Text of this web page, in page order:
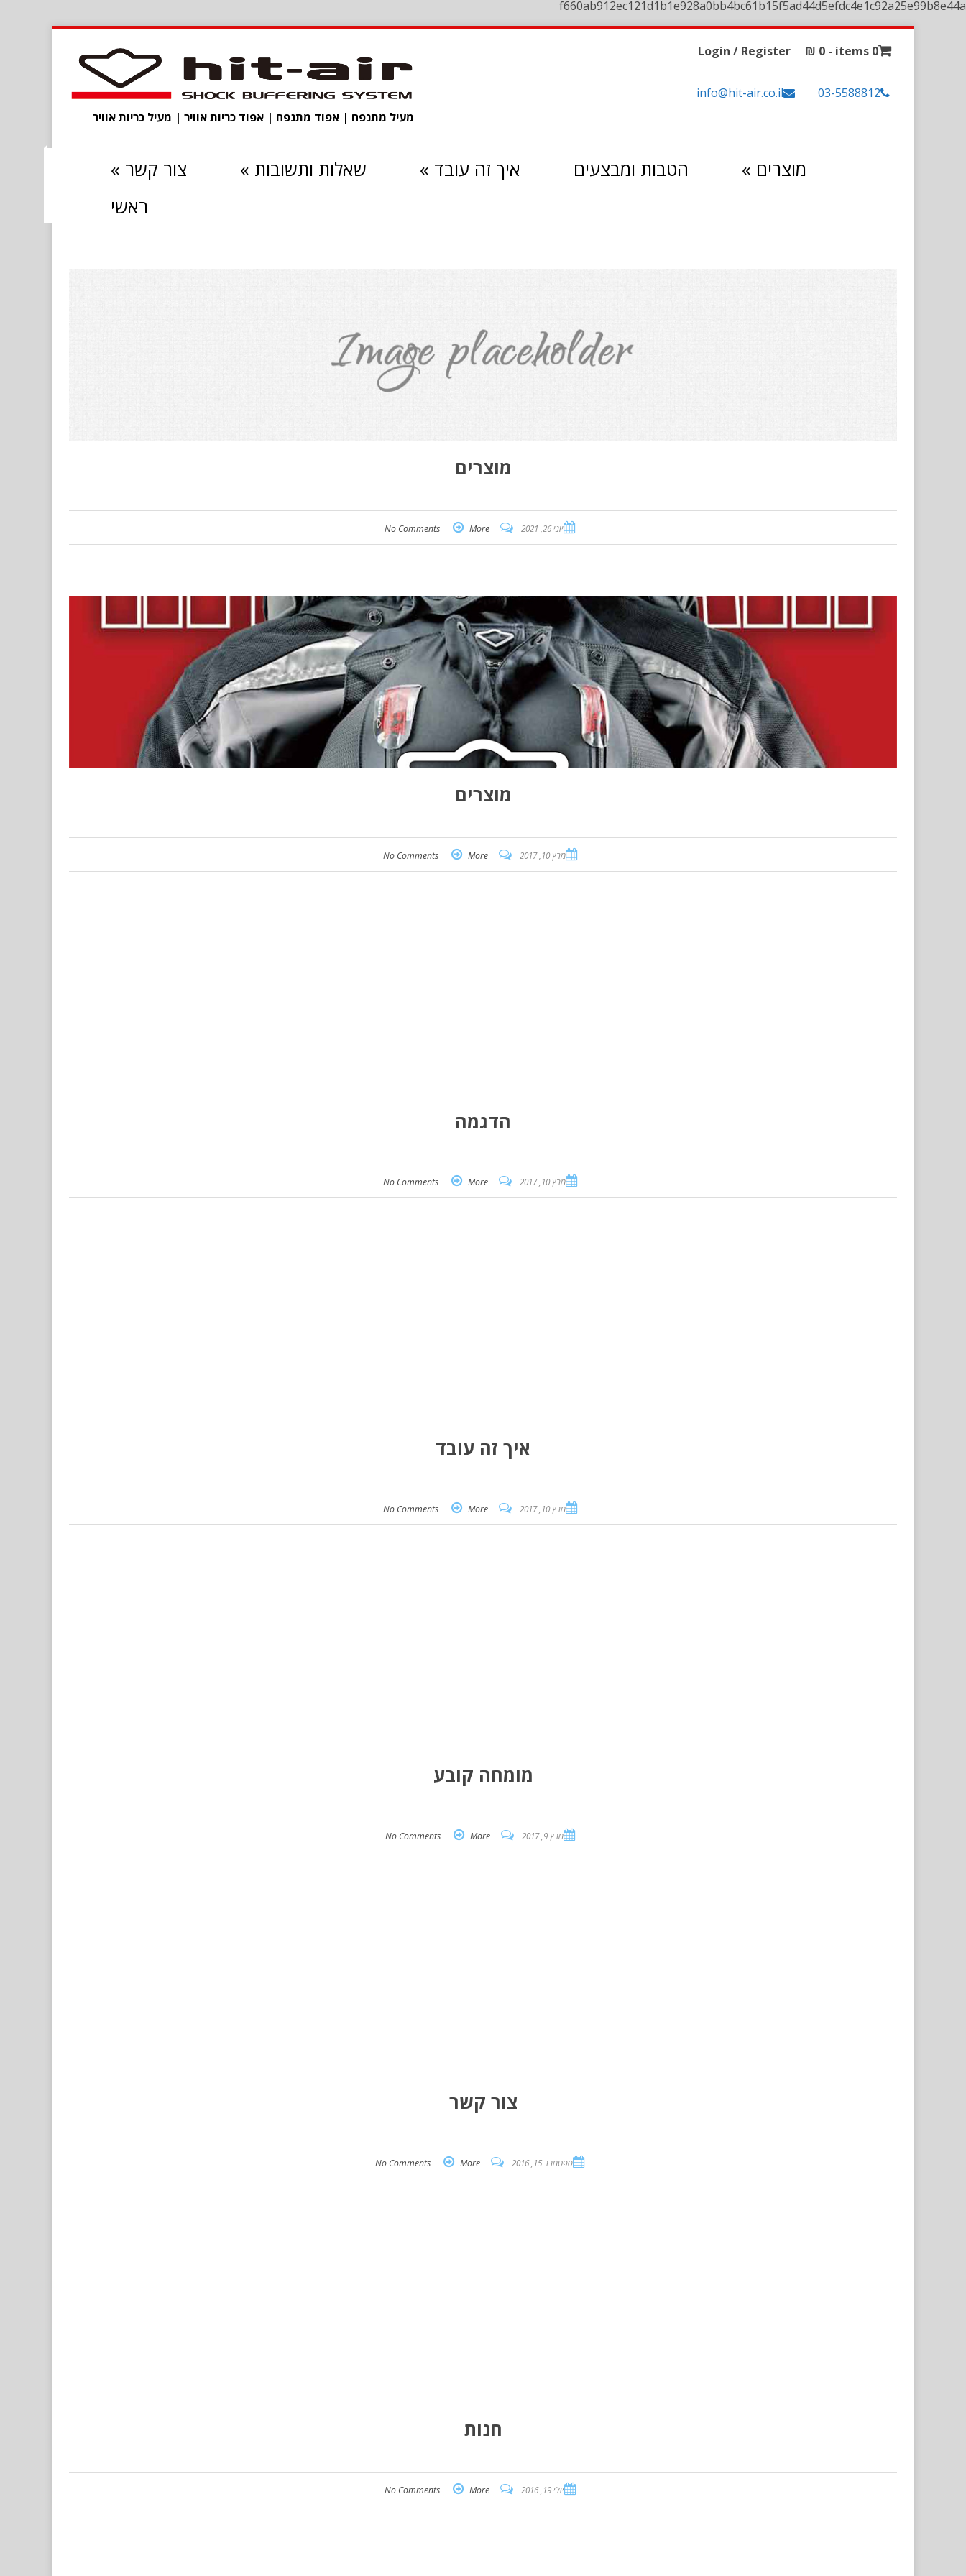
f660ab912ec121d1b1e928a0bb4bc61b15f5ad44d5efdc4e1c92a25e99b8e44a
מעיל מתנפח | אפוד מתנפח | אפוד כריות אוויר | מעיל כריות אוויר
0 items -
₪ 0
Login / Register
03-5588812
info@hit-air.co.il
צור קשר » שאלות ותשובות » איך זה עובד » הטבות ומבצעים מוצרים »
ראשי
מוצרים
יוני 26, 2021 No Comments More
מוצרים
מרץ 10, 2017 No Comments More
הדגמה
מרץ 10, 2017 No Comments More
איך זה עובד
מרץ 10, 2017 No Comments More
מומחה קובע
מרץ 9, 2017 No Comments More
צור קשר
ספטמבר 15, 2016 No Comments More
חנות
יולי 19, 2016 No Comments More